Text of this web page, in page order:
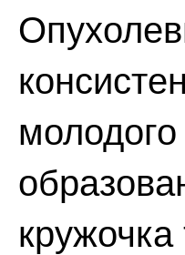
кружочка